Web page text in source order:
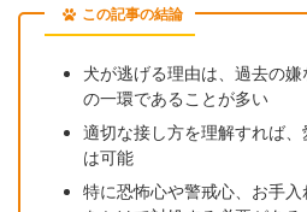
この記事の結論
犬が逃げる理由は、過去の
の一環であることが多い
適切な接し方を理解すれば
は可能
特に恐怖心や警戒心、お手